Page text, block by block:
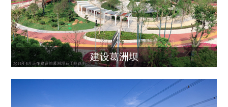
建设葛洲坝